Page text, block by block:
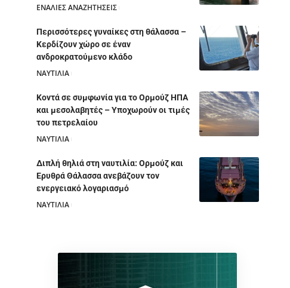
ΕΝΑΛΙΕΣ ΑΝΑΖΗΤΗΣΕΙΣ
Περισσότερες γυναίκες στη θάλασσα –
Κερδίζουν χώρο σε έναν
ανδροκρατούμενο κλάδο
ΝΑΥΤΙΛΙΑ
Κοντά σε συμφωνία για το Ορμούζ ΗΠΑ
και μεσολαβητές – Υποχωρούν οι τιμές
του πετρελαίου
ΝΑΥΤΙΛΙΑ
Διπλή θηλιά στη ναυτιλία: Ορμούζ και
Ερυθρά Θάλασσα ανεβάζουν τον
ενεργειακό λογαριασμό
ΝΑΥΤΙΛΙΑ